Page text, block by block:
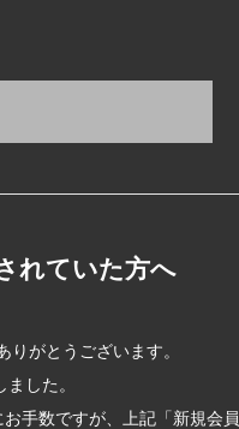
れていた方へ
がとうございます。
した。
手数ですが、上記「新規会員